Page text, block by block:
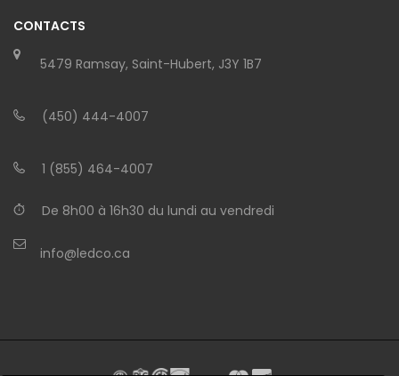
CONTACTS
5479 Ramsay, Saint-Hubert, J3Y 1B7
(450) 444-4007
1 (855) 464-4007
De 8h00 à 16h30 du lundi au vendredi
info@ledco.ca